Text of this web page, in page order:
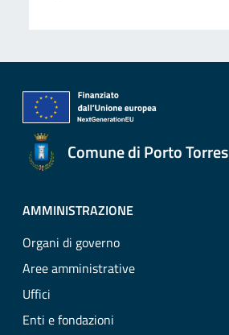
Comune di Porto Torres
AMMINISTRAZIONE
Organi di governo
Aree amministrative
Uffici
Enti e fondazioni